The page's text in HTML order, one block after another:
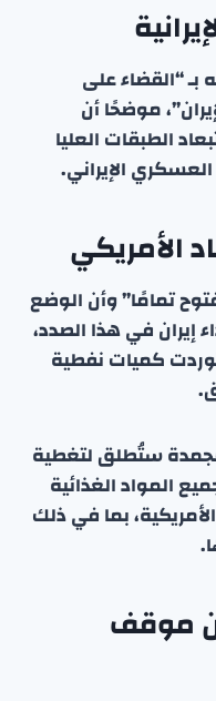
“القضاء على
موضحًا أن
الطبقات العليا
الإيراني.
الأمريكي
تمامًا” وأن الوضع
إيران في هذا الصدد،
كميات نفطية
ستُطلق لتغطية
المواد الغذائية
بما في ذلك
موقف